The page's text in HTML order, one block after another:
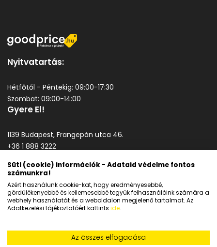
Nyitvatartás:
Hétfőtől - Péntekig: 09:00-17:30
Szombat: 09:00-14:00
Gyere El!
1139 Budapest, Frangepán utca 46.
+36 1 888 3222
Általános szerződési feltételek
Adatkezelési tájékoztató
Süti (cookie) információk - Adataid védelme fontos
számunkra!
Azért használunk cookie-kat, hogy eredményesebbé,
gördülékenyebbé és kellemesebbé tegyük felhasználóink számára a
webhely használatát és a weboldalon megjelenő tartalmat. Az
Adatkezelési tájékoztatóért kattints ide.
Az összes elfogadása